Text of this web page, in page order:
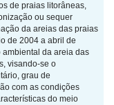
de praias litorâneas,
ou sequer
da areias das praias
de 2004 a abril de
da areia das
visando-se o
grau de
com as condições
do meio